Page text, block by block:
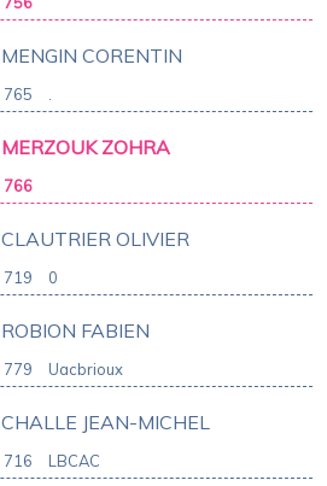
765
MENGIN CORENTIN
766
MERZOUK ZOHRA
719
CLAUTRIER OLIVIER
0
779
ROBION FABIEN
Uacbrioux
716
CHALLE JEAN-MICHEL
LBCAC